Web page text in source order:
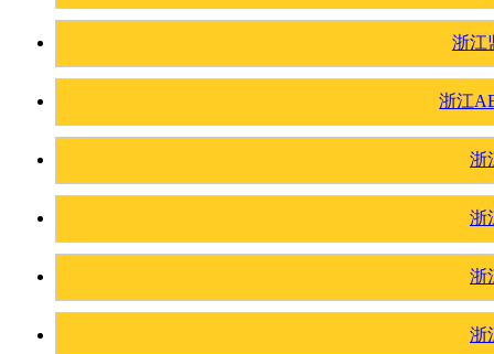
浙江
浙江
浙
浙
浙
浙